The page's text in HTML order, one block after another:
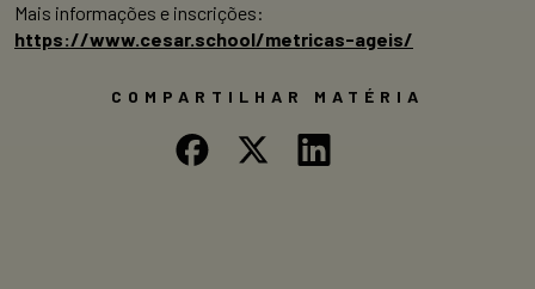
Mais informações e inscrições:
https://www.cesar.school/metricas-ageis/
COMPARTILHAR MATÉRIA